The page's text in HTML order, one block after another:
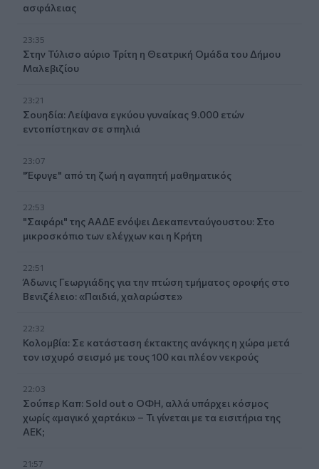
ασφάλειας
23:35
Στην Τύλισο αύριο Τρίτη η Θεατρική Ομάδα του Δήμου
Μαλεβιζίου
23:21
Σουηδία: Λείψανα εγκύου γυναίκας 9.000 ετών
εντοπίστηκαν σε σπηλιά
23:07
"Έφυγε" από τη ζωή η αγαπητή μαθηματικός
22:53
"Σαφάρι" της ΑΑΔΕ ενόψει Δεκαπενταύγουστου: Στο
μικροσκόπιο των ελέγχων και η Κρήτη
22:51
Άδωνις Γεωργιάδης για την πτώση τμήματος οροφής στο
Βενιζέλειο: «Παιδιά, χαλαρώστε»
22:32
Κολομβία: Σε κατάσταση έκτακτης ανάγκης η χώρα μετά
τον ισχυρό σεισμό με τους 100 και πλέον νεκρούς
22:03
Σούπερ Καπ: Sold out ο ΟΦΗ, αλλά υπάρχει κόσμος
χωρίς «μαγικό χαρτάκι» – Τι γίνεται με τα εισιτήρια της
ΑΕΚ;
21:57